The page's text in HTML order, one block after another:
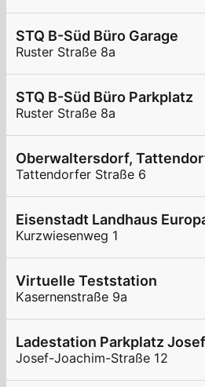
STQ B-Süd Büro Garage
Ruster Straße 8a
STQ B-Süd Büro Parkplatz
Ruster Straße 8a
Oberwaltersdorf,
Tattendorfer Straße 6
Eisenstadt Landhaus
Kurzwiesenweg 1
Virtuelle Teststation
Kasernenstraße 9a
Ladestation Parkplatz
Josef-Joachim-Straße 12